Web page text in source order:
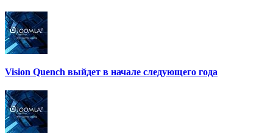
Vision Quench выйдет в начале следующего года